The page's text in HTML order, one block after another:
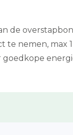
de
nemen, max 1